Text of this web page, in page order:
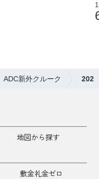
ADC新外クルーク 202
地図から探す
敷金礼金ゼロ